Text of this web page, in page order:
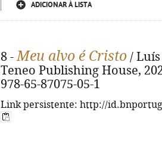
ADICIONAR À LISTA
8 -Meu alvo é Cristo / Luís
Teneo Publishing House,
978-65-87075-05-1
Link persistente: http://